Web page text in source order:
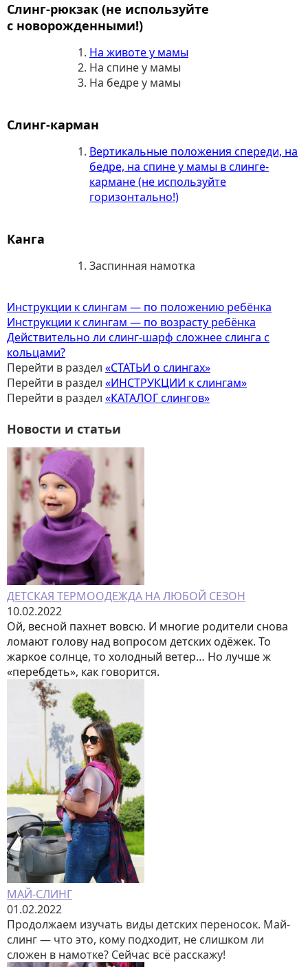
Слинг-рюкзак (не используйте
с новорожденными!)
На животе у мамы
На спине у мамы
На бедре у мамы
Слинг-карман
Вертикальные положения спереди, на
бедре, на спине у мамы в слинге-
кармане (не используйте
горизонтально!)
Канга
Заспинная намотка
Инструкции к слингам — по положению ребёнка
Инструкции к слингам — по возрасту ребёнка
Действительно ли слинг-шарф сложнее слинга с
кольцами?
Перейти в раздел «СТАТЬИ о слингах»
Перейти в раздел «ИНСТРУКЦИИ к слингам»
Перейти в раздел «КАТАЛОГ слингов»
Новости и статьи
ДЕТСКАЯ ТЕРМООДЕЖДА НА ЛЮБОЙ СЕЗОН
10.02.2022
Ой, весной пахнет вовсю. И многие родители снова
ломают голову над вопросом детских одёжек. То
жаркое солнце, то холодный ветер… Но лучше ж
«перебдеть», как говорится.
МАЙ-СЛИНГ
01.02.2022
Продолжаем изучать виды детских переносок. Май-
слинг — что это, кому подходит, не слишком ли
сложен в намотке? Сейчас всё расскажу!